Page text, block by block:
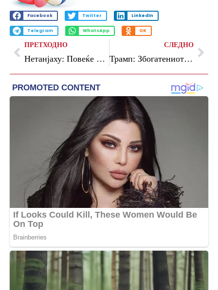
Facebook Twitter LinkedIn
Telegram WhatsApp OK
ПРЕТХОДНО
Нетанјаху: Повеќе немам влијание врз Трамп кога станува збор за Иран
СЛЕДНО
Трамп: Збогатениот ураниум на Иран ќе биде уништен или испратен во САД